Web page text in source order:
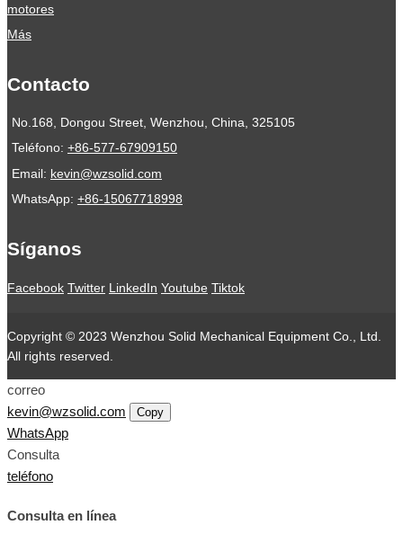
motores
Más
Contacto
No.168, Dongou Street, Wenzhou, China, 325105
Teléfono: +86-577-67909150
Email: kevin@wzsolid.com
WhatsApp: +86-15067718998
Síganos
Facebook Twitter LinkedIn Youtube Tiktok
Copyright © 2023 Wenzhou Solid Mechanical Equipment Co., Ltd.
All rights reserved.
correo
kevin@wzsolid.com
Copy
WhatsApp
Consulta
teléfono
Consulta en línea